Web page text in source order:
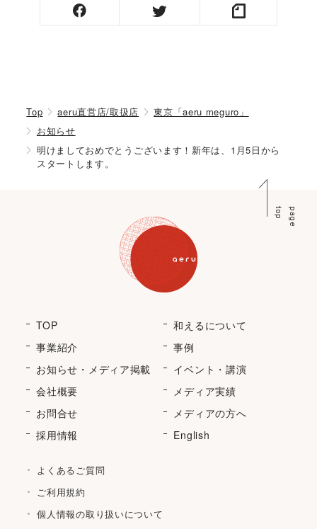
Top aeru直営店/取扱店
東京「aeru meguro」
お知らせ
明けましておめでとうございます！新年は、1月5日から
スタートします。
p
a
g
e
t
o
p
TOP
和えるについて
事業紹介
事例
お知らせ・メディア掲載
イベント・講演
会社概要
メディア実績
お問合せ
メディアの方へ
採用情報
English
よくあるご質問
ご利用規約
個人情報の取り扱いについて